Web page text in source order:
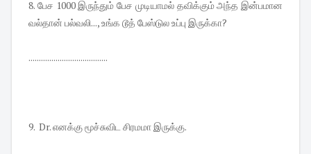
8. பேச 1000 இருந்தும் பேச முடியாமல் தவிக்கும் அந்த இன்பமான
வல்தான் பல்வலி..., உங்க டூத் பேஸ்டுல உப்பு இருக்கா?
......................................
9. Dr. எனக்கு மூச்சுவிட சிரமமா இருக்கு.